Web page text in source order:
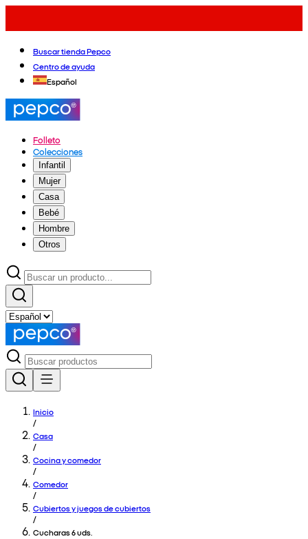
Buscar tienda Pepco
Centro de ayuda
Español
Folleto
Colecciones
Infantil
Mujer
Casa
Bebé
Hombre
Otros
Inicio
/
Casa
/
Cocina y comedor
/
Comedor
/
Cubiertos y juegos de cubiertos
/
Cucharas 6 uds.